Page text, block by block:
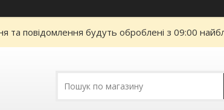
та повідомлення будуть оброблені з 09:00